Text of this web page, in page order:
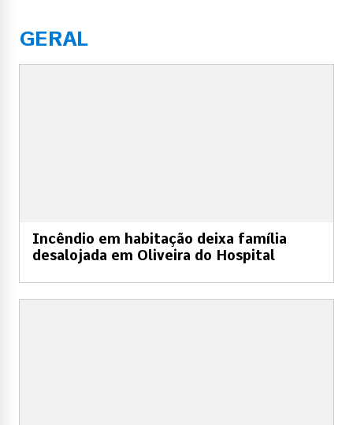
GERAL
Incêndio em habitação deixa família
desalojada em Oliveira do Hospital